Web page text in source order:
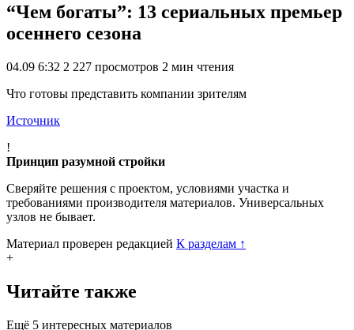
“Чем богаты”: 13 сериальных премьер
осеннего сезона
04.09 6:32 2 227 просмотров 2 мин чтения
Что готовы представить компании зрителям
Источник
!
Принцип разумной стройки
Сверяйте решения с проектом, условиями участка и
требованиями производителя материалов. Универсальных
узлов не бывает.
Материал проверен редакцией К разделам ↑
+
Читайте также
Ещё 5 интересных материалов